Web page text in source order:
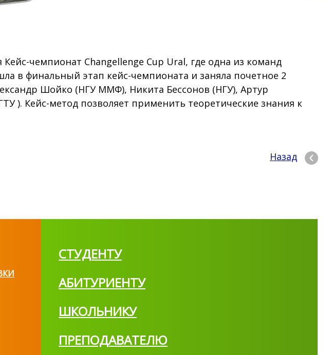
Кейс-чемпионат Changellenge Cup Ural, где одна из команд
в финальный этап кейс-чемпионата и заняла почетное 2
Шойко (НГУ ММФ), Никита Бессонов (НГУ), Артур
). Кейс-метод позволяет применить теоретические знания к
Назад
СТУДЕНТУ
АБИТУРИЕНТУ
ШКОЛЬНИКУ
ПРЕПОДАВАТЕЛЮ